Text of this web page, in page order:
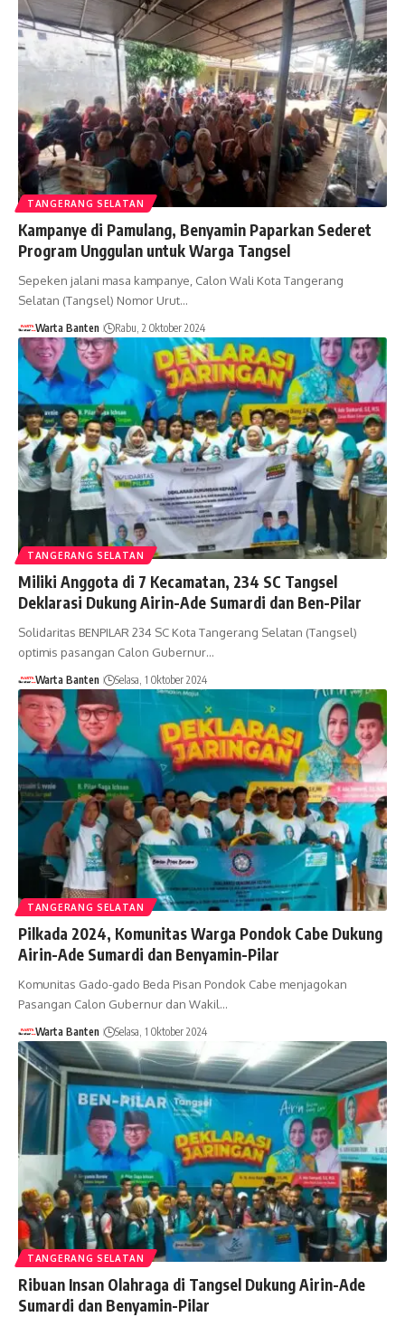
TANGERANG SELATAN
Kampanye di Pamulang, Benyamin Paparkan Sederet
Program Unggulan untuk Warga Tangsel
Sepeken jalani masa kampanye, Calon Wali Kota Tangerang
Selatan (Tangsel) Nomor Urut…
Warta Banten Rabu, 2 Oktober 2024
TANGERANG SELATAN
Miliki Anggota di 7 Kecamatan, 234 SC Tangsel
Deklarasi Dukung Airin-Ade Sumardi dan Ben-Pilar
Solidaritas BENPILAR 234 SC Kota Tangerang Selatan (Tangsel)
optimis pasangan Calon Gubernur…
Warta Banten Selasa, 1 Oktober 2024
TANGERANG SELATAN
Pilkada 2024, Komunitas Warga Pondok Cabe Dukung
Airin-Ade Sumardi dan Benyamin-Pilar
Komunitas Gado-gado Beda Pisan Pondok Cabe menjagokan
Pasangan Calon Gubernur dan Wakil…
Warta Banten Selasa, 1 Oktober 2024
TANGERANG SELATAN
Ribuan Insan Olahraga di Tangsel Dukung Airin-Ade
Sumardi dan Benyamin-Pilar